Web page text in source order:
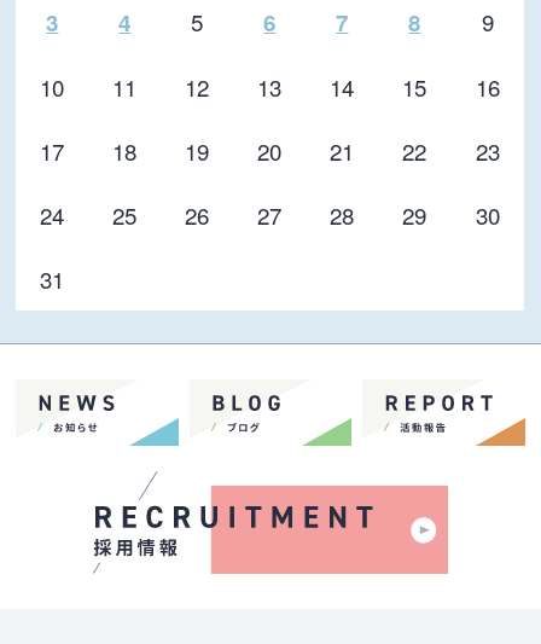
3 4 5 6 7 8
9
10
11 12 13 14 15
16
17
18 19 20 21 22
23
24
25 26 27 28 29
30
31